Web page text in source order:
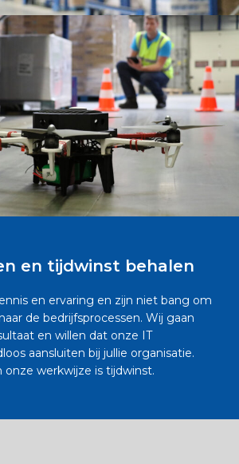
en tijdwinst behalen
en ervaring en zijn niet bang om
de bedrijfsprocessen. Wij gaan
en willen dat onze IT
aansluiten bij jullie organisatie.
onze werkwijze is tijdwinst.